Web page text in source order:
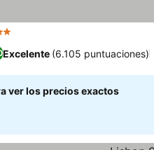
Excelente (6.105 puntuaciones)
ver los precios exactos